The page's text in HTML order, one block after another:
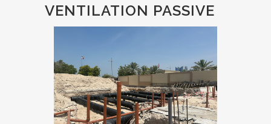
VENTILATION PASSIVE